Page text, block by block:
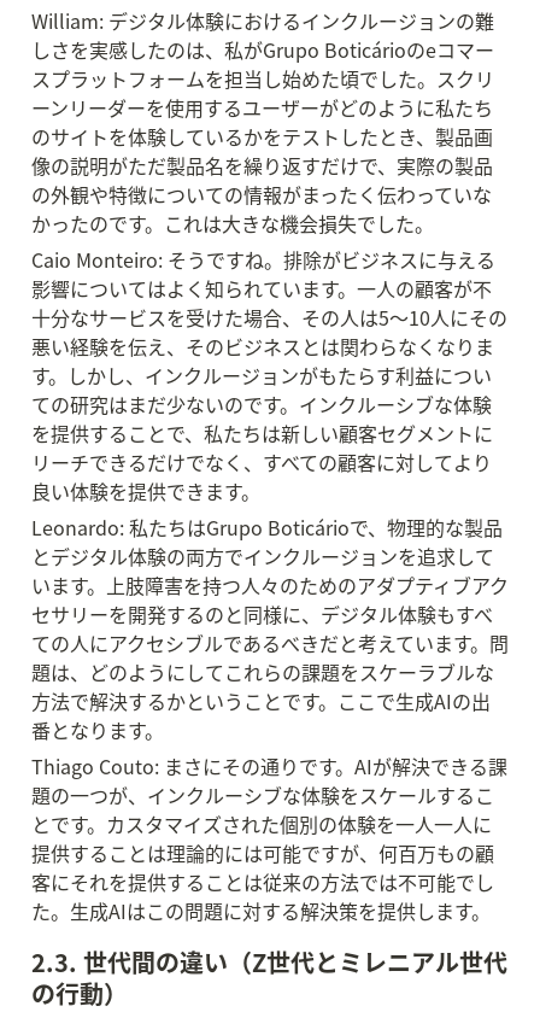
William: デジタル体験におけるインクルージョンの難
しさを実感したのは、私がGrupo Boticárioのeコマー
スプラットフォームを担当し始めた頃でした。スクリ
ーンリーダーを使用するユーザーがどのように私たち
のサイトを体験しているかをテストしたとき、製品画
像の説明がただ製品名を繰り返すだけで、実際の製品
の外観や特徴についての情報がまったく伝わっていな
かったのです。これは大きな機会損失でした。
Caio Monteiro: そうですね。排除がビジネスに与える
影響についてはよく知られています。一人の顧客が不
十分なサービスを受けた場合、その人は5〜10人にその
悪い経験を伝え、そのビジネスとは関わらなくなりま
す。しかし、インクルージョンがもたらす利益につい
ての研究はまだ少ないのです。インクルーシブな体験
を提供することで、私たちは新しい顧客セグメントに
リーチできるだけでなく、すべての顧客に対してより
良い体験を提供できます。
Leonardo: 私たちはGrupo Boticárioで、物理的な製品
とデジタル体験の両方でインクルージョンを追求して
います。上肢障害を持つ人々のためのアダプティブアク
セサリーを開発するのと同様に、デジタル体験もすべ
ての人にアクセシブルであるべきだと考えています。問
題は、どのようにしてこれらの課題をスケーラブルな
方法で解決するかということです。ここで生成AIの出
番となります。
Thiago Couto: まさにその通りです。AIが解決できる課
題の一つが、インクルーシブな体験をスケールするこ
とです。カスタマイズされた個別の体験を一人一人に
提供することは理論的には可能ですが、何百万もの顧
客にそれを提供することは従来の方法では不可能でし
た。生成AIはこの問題に対する解決策を提供します。
2.3. 世代間の違い（Z世代とミレニアル世代
の行動）